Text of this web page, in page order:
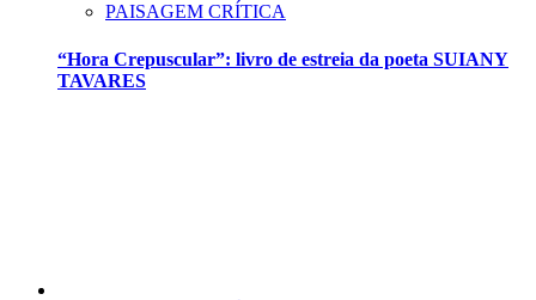
PAISAGEM CRÍTICA
“Hora Crepuscular”: livro de estreia da poeta SUIANY
TAVARES